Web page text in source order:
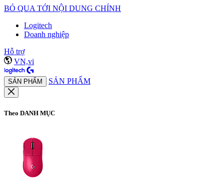
BỎ QUA TỚI NỘI DUNG CHÍNH
Logitech
Doanh nghiệp
Hỗ trợ
VN,vi
SẢN PHẨM SẢN PHẨM
Theo DANH MỤC